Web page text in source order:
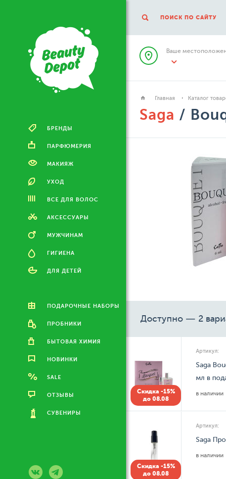
БРЕНДЫ
ПАРФЮМЕРИЯ
МАКИЯЖ
УХОД
ВСЕ ДЛЯ ВОЛОС
АКСЕССУАРЫ
МУЖЧИНАМ
ГИГИЕНА
ДЛЯ ДЕТЕЙ
ПОДАРОЧНЫЕ НАБОРЫ
ПРОБНИКИ
БЫТОВАЯ ХИМИЯ
НОВИНКИ
SALE
ОТЗЫВЫ
СУВЕНИРЫ
ПОИСК ПО САЙТУ
Ваше
Главная Каталог
Saga /
Доступно — 2
Скидка -15%
до 08.08
Артикул:
Saga
мл в
в наличии
Скидка -15%
до 08.08
Артикул:
Saga
в наличии